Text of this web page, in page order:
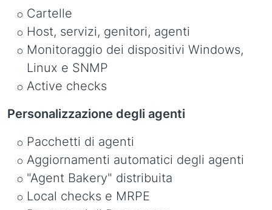
Cartelle
Host, servizi, genitori, agenti
Monitoraggio dei dispositivi Windows,
Linux e SNMP
Active checks
Personalizzazione degli agenti
Pacchetti di agenti
Aggiornamenti automatici degli agenti
"Agent Bakery" distribuita
Local checks e MRPE